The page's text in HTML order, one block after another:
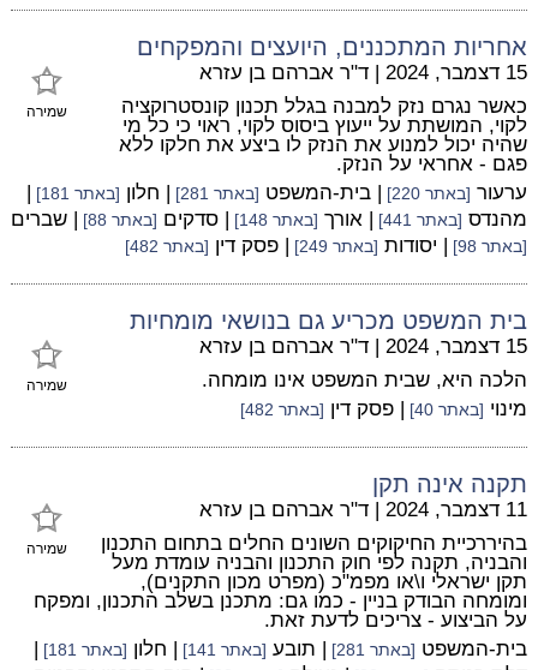
אחריות המתכננים, היועצים והמפקחים
שמירה
15 דצמבר, 2024 | ד"ר אברהם בן עזרא
כאשר נגרם נזק למבנה בגלל תכנון קונסטרוקציה
לקוי, המושתת על ייעוץ ביסוס לקוי, ראוי כי כל מי
שהיה יכול למנוע את הנזק לו ביצע את חלקו ללא
פגם - אחראי על הנזק.
ערעור [באתר 220] | בית-המשפט [באתר 281] | חלון [באתר 181]
|
מהנדס [באתר 441] | אורך [באתר 148] | סדקים [באתר 88] | שברים
[באתר 98] | יסודות [באתר 249] | פסק דין [באתר 482]
בית המשפט מכריע גם בנושאי מומחיות
שמירה
15 דצמבר, 2024 | ד"ר אברהם בן עזרא
הלכה היא, שבית המשפט אינו מומחה.
מינוי [באתר 40] | פסק דין [באתר 482]
תקנה אינה תקן
שמירה
11 דצמבר, 2024 | ד"ר אברהם בן עזרא
בהיררכיית החיקוקים השונים החלים בתחום התכנון
והבניה, תקנה לפי חוק התכנון והבניה עומדת מעל
תקן ישראלי ו\או מפמ"כ (מפרט מכון התקנים),
ומומחה הבודק בניין - כמו גם: מתכנן בשלב התכנון, ומפקח
על הביצוע - צריכים לדעת זאת.
בית-המשפט [באתר 281] | תובע [באתר 141] | חלון [באתר 181]
|